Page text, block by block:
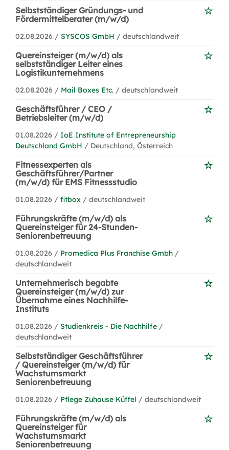
Selbstständiger Gründungs- und
Fördermittelberater (m/w/d)
02.08.2026 / SYSCOS GmbH / deutschlandweit
Quereinsteiger (m/w/d) als
selbstständiger Leiter eines
Logistikunternehmens
02.08.2026 / Mail Boxes Etc. / deutschlandweit
Geschäftsführer / CEO /
Betriebsleiter (m/w/d)
01.08.2026 / IoE Institute of Entrepreneurship
Deutschland GmbH / Deutschland, Österreich
Fitnessexperten als
Geschäftsführer/Partner
(m/w/d) für EMS Fitnessstudio
01.08.2026 / fitbox / deutschlandweit
Führungskräfte (m/w/d) als
Quereinsteiger für 24-Stunden-
Seniorenbetreuung
01.08.2026 / Promedica Plus Franchise Gmbh /
deutschlandweit
Unternehmerisch begabte
Quereinsteiger (m/w/d) zur
Übernahme eines Nachhilfe-
Instituts
01.08.2026 / Studienkreis - Die Nachhilfe /
deutschlandweit
Selbstständiger Geschäftsführer
/ Quereinsteiger (m/w/d) für
Wachstumsmarkt
Seniorenbetreuung
01.08.2026 / Pflege Zuhause Küffel / deutschlandweit
Führungskräfte (m/w/d) als
Quereinsteiger für
Wachstumsmarkt
Seniorenbetreuung